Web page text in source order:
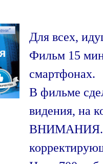
Для всех,
Фильм 15
смартфонах.
В фильме
видения, на
ВНИМАНИЯ.